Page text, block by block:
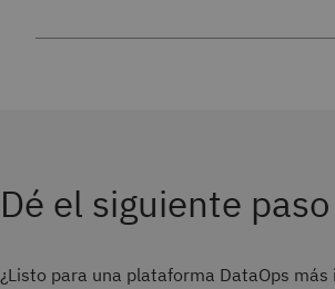
Dé el siguiente paso
¿Listo para una plataforma DataOps más